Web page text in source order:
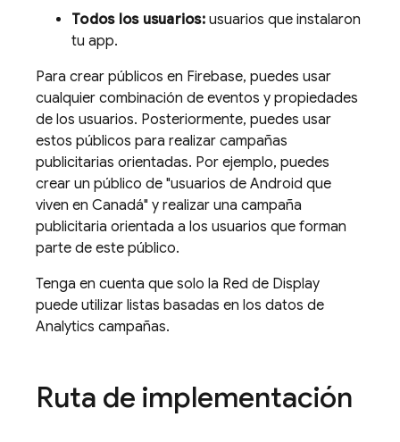
Todos los usuarios:usuarios que instalaron
tu app.
Para crear públicos en Firebase, puedes usar
cualquier combinación de eventos y propiedades
de los usuarios. Posteriormente, puedes usar
estos públicos para realizar campañas
publicitarias orientadas. Por ejemplo, puedes
crear un público de "usuarios de Android que
viven en Canadá" y realizar una campaña
publicitaria orientada a los usuarios que forman
parte de este público.
Tenga en cuenta que solo la Red de Display
puede utilizar listas basadas en los datos de
Analytics campañas.
Ruta de implementación